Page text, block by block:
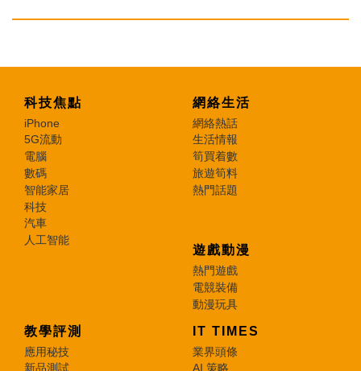
科技焦點
iPhone
5G流動
電腦
數碼
智能家居
科技
汽車
人工智能
網絡生活
網絡熱話
生活情報
筍買着數
旅遊筍料
熱門話題
遊戲動漫
熱門遊戲
電競裝備
動漫玩具
教學評測
應用秘技
新品測試
IT TIMES
業界頭條
AI 策略